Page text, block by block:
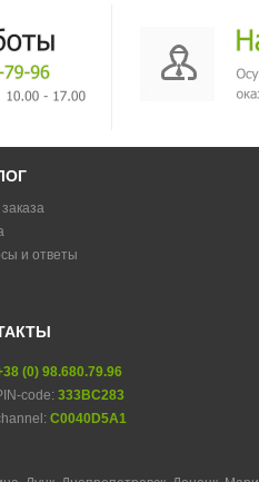
и ответы
(0) 98.680.79.96
code: 333BC283
C0040D5A1